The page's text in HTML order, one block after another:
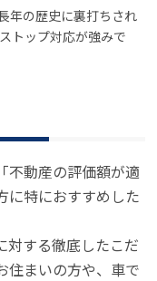
年の歴史に裏打ちされ
トップ対応が強みで
不動産の評価額が適
に特におすすめした
対する徹底したこだ
住まいの方や、車で